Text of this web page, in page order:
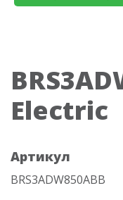
Electric
Артикул
BRS3ADW850ABB